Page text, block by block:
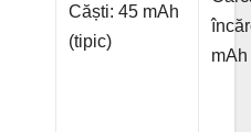
Căști: 45 mAh
(tipic)